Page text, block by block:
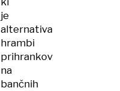
je
alternativa
hrambi
prihrankov
na
bančnih